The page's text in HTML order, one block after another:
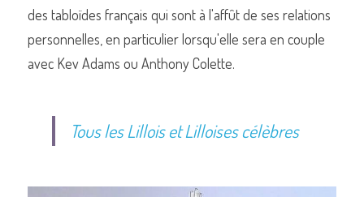
des tabloïdes français qui sont à l'affût de ses relations
personnelles, en particulier lorsqu'elle sera en couple
avec Kev Adams ou Anthony Colette.
Tous les Lillois et Lilloises célèbres